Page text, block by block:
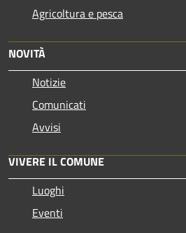
Agricoltura e pesca
NOVITÀ
Notizie
Comunicati
Avvisi
VIVERE IL COMUNE
Luoghi
Eventi